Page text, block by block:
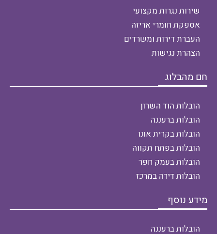
שירות נגרות מקצועי
אספקת חומרי אריזה
העברת דירות ומשרדים
הצהרת נגישות
חם מהבלוג
הובלות הוד השרון
הובלות ברעננה
הובלות בקרית אונו
הובלות בפתח תקווה
הובלות בעמק חפר
הובלות דירה במרכז
מידע נוסף
הובלות ברעננה